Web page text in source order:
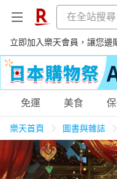
立即加入樂天會員，讓您邊
購物網分類
天天免運 美食蛋
免運 美食
樂天首頁 圖書與雜誌